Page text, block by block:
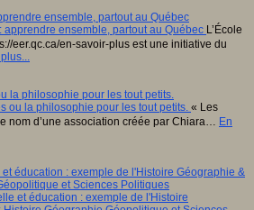
ensemble, partout au Québec
L’École
eer.qc.ca/en-savoir-plus est une initiative du
la philosophie pour les tout petits.
« Les
nom d’une association créée par Chiara… En
et éducation : exemple de l'Histoire Géographie &
et Sciences Politiques